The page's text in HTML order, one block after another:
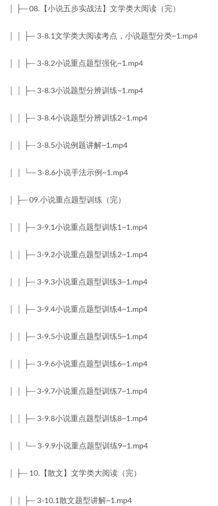
│ ├─ 08.【小说五步实战法】文学类大阅读（完）
│ │ ├─ 3-8.1文学类大阅读考点，小说题型分类~1.mp4
│ │ ├─ 3-8.2小说重点题型强化~1.mp4
│ │ ├─ 3-8.3小说题型分辨训练~1.mp4
│ │ ├─ 3-8.4小说题型分辨训练2~1.mp4
│ │ ├─ 3-8.5小说例题讲解~1.mp4
│ │ └─ 3-8.6小说手法示例~1.mp4
│ ├─ 09.小说重点题型训练（完）
│ │ ├─ 3-9.1小说重点题型训练1~1.mp4
│ │ ├─ 3-9.2小说重点题型训练2~1.mp4
│ │ ├─ 3-9.3小说重点题型训练3~1.mp4
│ │ ├─ 3-9.4小说重点题型训练4~1.mp4
│ │ ├─ 3-9.5小说重点题型训练5~1.mp4
│ │ ├─ 3-9.6小说重点题型训练6~1.mp4
│ │ ├─ 3-9.7小说重点题型训练7~1.mp4
│ │ ├─ 3-9.8小说重点题型训练8~1.mp4
│ │ └─ 3-9.9小说重点题型训练9~1.mp4
│ ├─ 10.【散文】文学类大阅读（完）
│ │ ├─ 3-10.1散文题型讲解~1.mp4